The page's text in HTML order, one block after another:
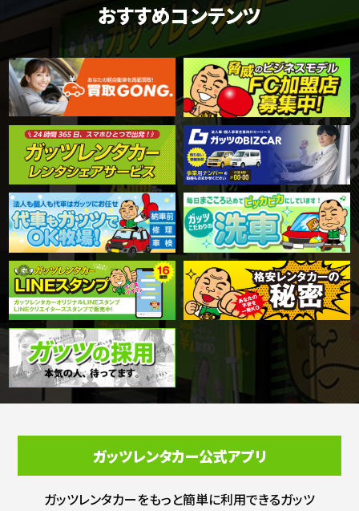
おすすめコンテンツ
ガッツレンタカー公式アプリ
ガッツレンタカーをもっと簡単に利用できるガッツ